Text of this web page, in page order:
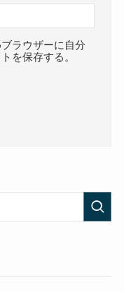
ラウザーに自分
を保存する。